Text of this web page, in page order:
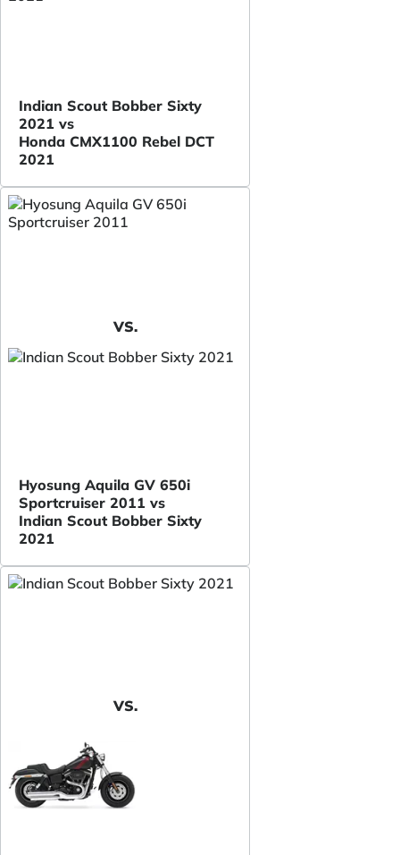
Indian Scout Bobber Sixty
2021 vs
Honda CMX1100 Rebel DCT
2021
VS.
Hyosung Aquila GV 650i
Sportcruiser 2011 vs
Indian Scout Bobber Sixty
2021
VS.